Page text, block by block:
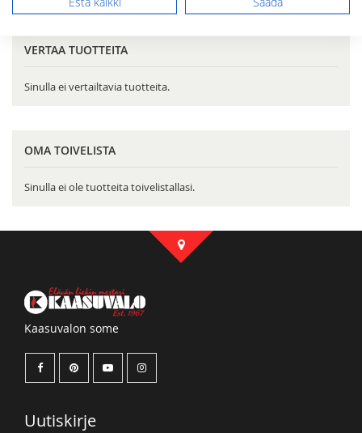
VERTAA TUOTTEITA
Sinulla ei vertailtavia tuotteita.
OMA TOIVELISTA
Sinulla ei ole tuotteita toivelistallasi.
Kaasuvalon some
Uutiskirje